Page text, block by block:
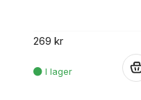
269 kr